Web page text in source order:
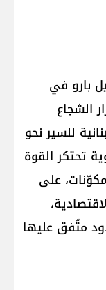
بارو في
الشجاع
للسير نحو
تحتكر القوة
على
متّفق عليها